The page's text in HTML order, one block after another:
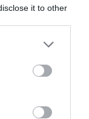
it to other
χαμόγελα
στη
μαγική.